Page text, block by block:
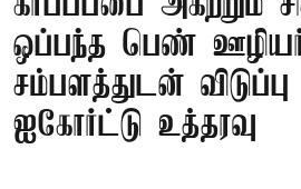
ஒப்பந்த பெண்
சம்பளத்துடன்
ஐகோர்ட்டு உத்தரவு